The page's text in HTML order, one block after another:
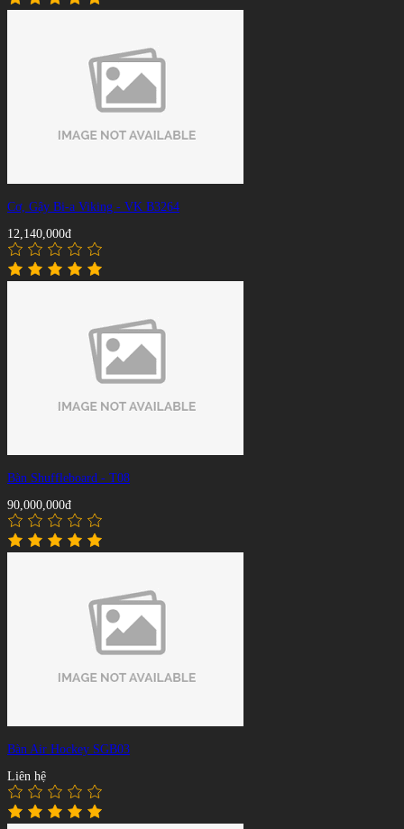
Cơ, Gậy Bi-a Viking - VK B3264
12,140,000đ
Bàn Shuffleboard - T08
90,000,000đ
Bàn Air Hockey SGB03
Liên hệ